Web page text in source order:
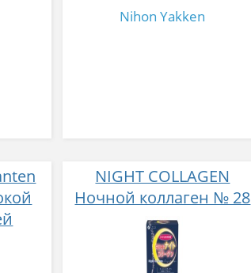
Nihon Yakken
NIGHT COLLAGEN
Ночной коллаген № 28